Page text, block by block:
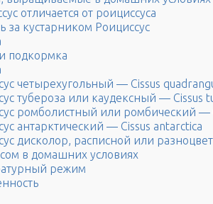
отличается от роициссуса
за кустарником Роициссус
подкормка
четырехугольный — Cissus
тубероза или каудексный — Cissus
ромболистный или ромбический —
антарктический — Cissus antarctica
дисколор, расписной или
в домашних условиях
режим